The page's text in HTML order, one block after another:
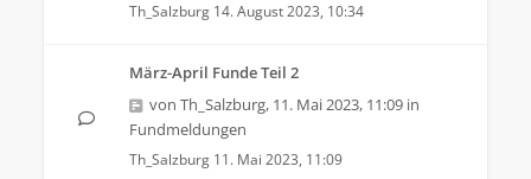
Th_Salzburg 14. August 2023, 10:34
März-April Funde Teil 2
von Th_Salzburg, 11. Mai 2023, 11:09 in
Fundmeldungen
Th_Salzburg 11. Mai 2023, 11:09